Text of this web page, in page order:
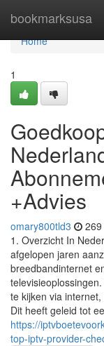
bookmarksusa
Home
Home
1
+Advies
omary800tld3
1. Overzicht In
afgelopen jaren
breedbandinternet
te kijken via
Dit heeft geleid tot
https://
top-iptv-provider-